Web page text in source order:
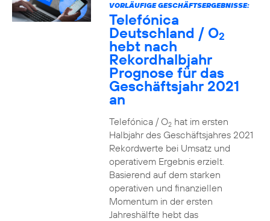
VORLÄUFIGE GESCHÄFTSERGEBNISSE:
Telefónica
Deutschland / O2
hebt nach
Rekordhalbjahr
Prognose für das
Geschäftsjahr 2021
an
Telefónica / O2hat im ersten
Halbjahr des Geschäftsjahres 2021
Rekordwerte bei Umsatz und
operativem Ergebnis erzielt.
Basierend auf dem starken
operativen und finanziellen
Momentum in der ersten
Jahreshälfte hebt das